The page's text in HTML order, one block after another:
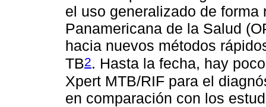
el uso generalizado de
Panamericana de la Salud
hacia nuevos métodos
TB2. Hasta la fecha, hay
Xpert MTB/RIF para el
en comparación con los